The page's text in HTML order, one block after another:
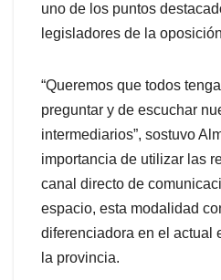
uno de los puntos
legisladores de la
“Queremos que todos
preguntar y de escuchar
intermediarios”, sostuvo
importancia de utilizar las
canal directo de
espacio, esta modalidad
diferenciadora en el actual
la provincia.